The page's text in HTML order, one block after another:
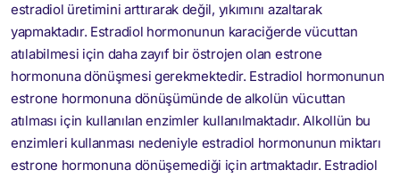
estradiol üretimini arttırarak değil, yıkımını azaltarak
yapmaktadır. Estradiol hormonunun karaciğerde vücuttan
atılabilmesi için daha zayıf bir östrojen olan estrone
hormonuna dönüşmesi gerekmektedir. Estradiol hormonunun
estrone hormonuna dönüşümünde de alkolün vücuttan
atılması için kullanılan enzimler kullanılmaktadır. Alkollün bu
enzimleri kullanması nedeniyle estradiol hormonunun miktarı
estrone hormonuna dönüşemediği için artmaktadır. Estradiol